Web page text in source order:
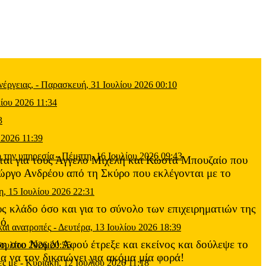
- Παρασκευή, 31 Ιουλίου 2026 00:10
2026 11:34
11:39
υπηρεσία-Πέμπτη, 16 Ιουλίου 2026 09:43
15 Ιουλίου 2026 22:31
ανατροπές -Δευτέρα, 13 Ιουλίου 2026 18:39
2026 20:55
με- Κυριακή, 12 Ιουλίου 2026 11:18
για τους Άγγελο Μιχελή και Κώστα Μπουζαίο που
Ανδρέου από τη Σκύρο που εκλέγονται με το
κλάδο όσο και για το σύνολο των επιχειρηματιών της
στο Νομό! Αφού έτρεξε και εκείνος και δούλεψε το
να τον δικαιώνει για ακόμα μία φορά!